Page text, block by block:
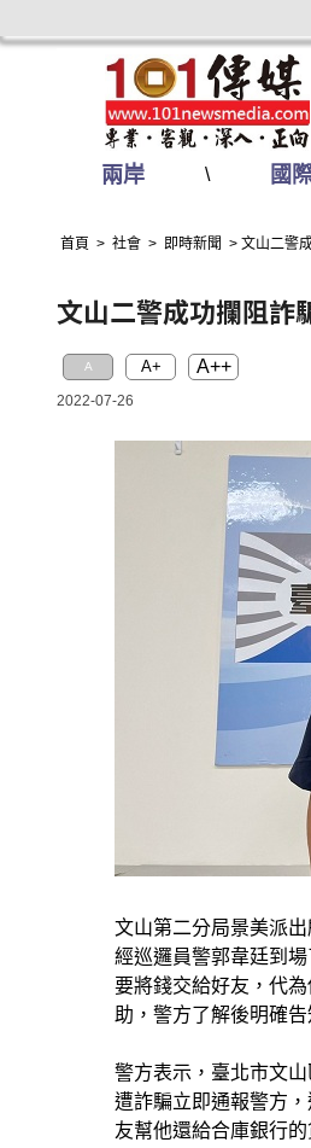
兩岸 \ 國
首頁 > 社會 > 即時新聞 > 文山二警
文山二警成功攔阻詐
A A+ A++
2022-07-26
文山第二分局景美派
經巡邏員警郭韋廷到
要將錢交給好友，代
助，警方了解後明確
警方表示，臺北市文
遭詐騙立即通報警方
友幫他還給合庫銀行